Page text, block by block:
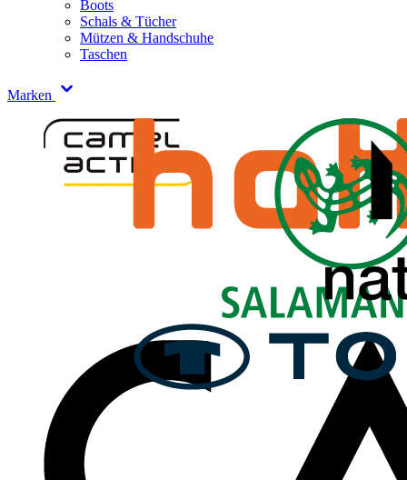
Boots
Schals & Tücher
Mützen & Handschuhe
Taschen
Marken